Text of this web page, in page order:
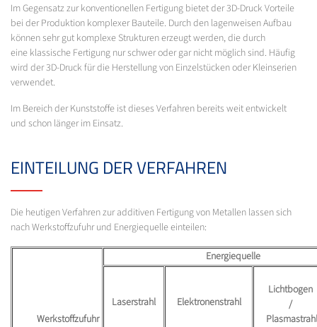
Im Gegensatz zur konventionellen Fertigung bietet der 3D-Druck Vorteile
bei der Produktion komplexer Bauteile. Durch den lagenweisen Aufbau
können sehr gut komplexe Strukturen erzeugt werden, die durch
eine klassische Fertigung nur schwer oder gar nicht möglich sind. Häufig
wird der 3D-Druck für die Herstellung von Einzelstücken oder Kleinserien
verwendet.
Im Bereich der Kunststoffe ist dieses Verfahren bereits weit entwickelt
und schon länger im Einsatz.
EINTEILUNG DER VERFAHREN
Die heutigen Verfahren zur additiven Fertigung von Metallen lassen sich
nach Werkstoffzufuhr und Energiequelle einteilen:
Werkstoffzufuhr
Energiequelle
Laserstrahl Elektronenstrahl
Lichtbogen
/
Plasmastrahl